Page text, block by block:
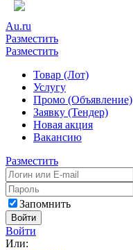
Au.ru
Разместить
Разместить
Товар (Лот)
Услугу
Промо (Объявление)
Заявку (Тендер)
Новая акция
Вакансию
Разместить
Запомнить
Войти
Войти
Или: